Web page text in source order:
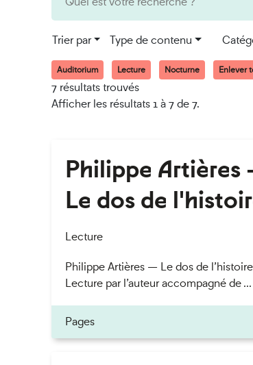
Trier par Type de contenu
Auditorium Lecture Nocturne Enlever
7 résultats trouvés
Afficher les résultats 1 à 7 de 7.
Philippe Artières
Le dos de
Lecture
Philippe Artières — Le dos de l’histoire
Lecture par l’auteur accompagné de ...
Pages